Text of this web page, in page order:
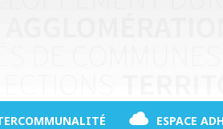
ESPACE